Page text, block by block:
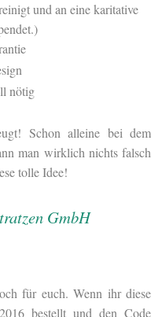
und an eine karitative
nötig
Schon alleine bei dem
man wirklich nichts falsch
tolle Idee!
für euch. Wenn ihr diese
bestellt und den Code